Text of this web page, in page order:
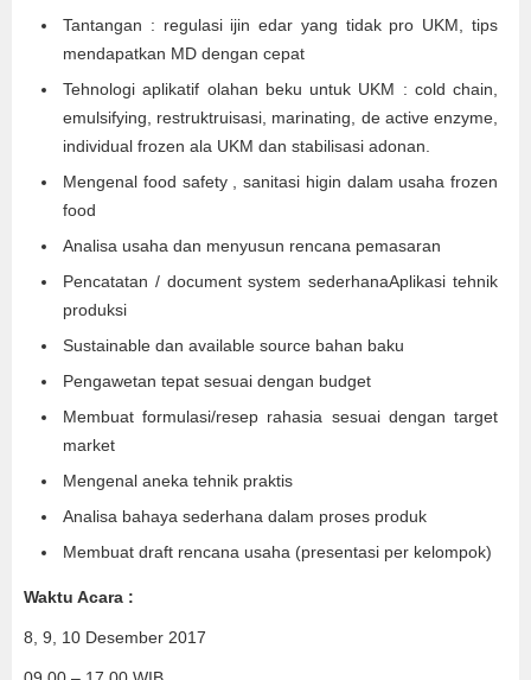
Tantangan : regulasi ijin edar yang tidak pro UKM, tips
mendapatkan MD dengan cepat
Tehnologi aplikatif olahan beku untuk UKM : cold chain,
emulsifying, restruktruisasi, marinating, de active enzyme,
individual frozen ala UKM dan stabilisasi adonan.
Mengenal food safety , sanitasi higin dalam usaha frozen
food
Analisa usaha dan menyusun rencana pemasaran
Pencatatan / document system sederhanaAplikasi tehnik
produksi
Sustainable dan available source bahan baku
Pengawetan tepat sesuai dengan budget
Membuat formulasi/resep rahasia sesuai dengan target
market
Mengenal aneka tehnik praktis
Analisa bahaya sederhana dalam proses produk
Membuat draft rencana usaha (presentasi per kelompok)
Waktu Acara :
8, 9, 10 Desember 2017